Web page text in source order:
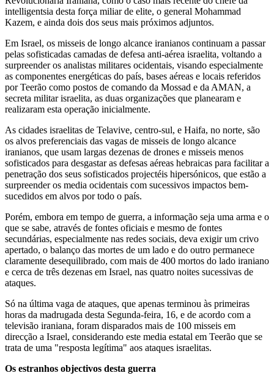
intelligentsia desta força miliar de elite, o general Mohammad
Kazem, e ainda dois dos seus mais próximos adjuntos.
Em Israel, os misseis de longo alcance iranianos continuam a passar
pelas sofisticadas camadas de defesa anti-aérea israelita, voltando a
surpreender os analistas militares ocidentais, visando especialmente
as componentes energéticas do país, bases aéreas e locais referidos
por Teerão como postos de comando da Mossad e da AMAN, a
secreta militar israelita, as duas organizações que planearam e
realizaram esta operação inicialmente.
As cidades israelitas de Telavive, centro-sul, e Haifa, no norte, são
os alvos preferenciais das vagas de misseis de longo alcance
iranianos, que usam largas dezenas de drones e misseis menos
sofisticados para desgastar as defesas aéreas hebraicas para facilitar a
penetração dos seus sofisticados projectéis hipersónicos, que estão a
surpreender os media ocidentais com sucessivos impactos bem-
sucedidos em alvos por todo o país.
Porém, embora em tempo de guerra, a informação seja uma arma e o
que se sabe, através de fontes oficiais e mesmo de fontes
secundárias, especialmente nas redes sociais, deva exigir um crivo
apertado, o balanço das mortes de um lado e do outro permanece
claramente desequilibrado, com mais de 400 mortos do lado iraniano
e cerca de três dezenas em Israel, nas quatro noites sucessivas de
ataques.
Só na última vaga de ataques, que apenas terminou às primeiras
horas da madrugada desta Segunda-feira, 16, e de acordo com a
televisão iraniana, foram disparados mais de 100 misseis em
direcção a Israel, considerando este media estatal em Teerão que se
trata de uma "resposta legítima" aos ataques israelitas.
Os estranhos objectivos desta guerra